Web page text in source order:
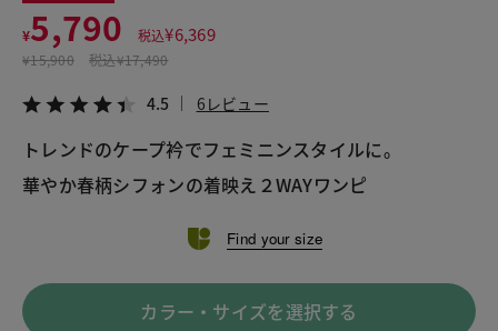
¥5,790 税込¥6,369
¥15,900 税込¥17,490
4.5 6レビュー
トレンドのケープ衿でフェミニンスタイルに。
華やか春柄シフォンの着映え２WAYワンピ
Find your size
カラー・サイズを選択する
¥5,790
税込¥6,369
LINE X メール